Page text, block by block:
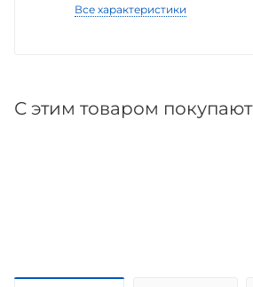
Все характеристики
С этим товаром покупают